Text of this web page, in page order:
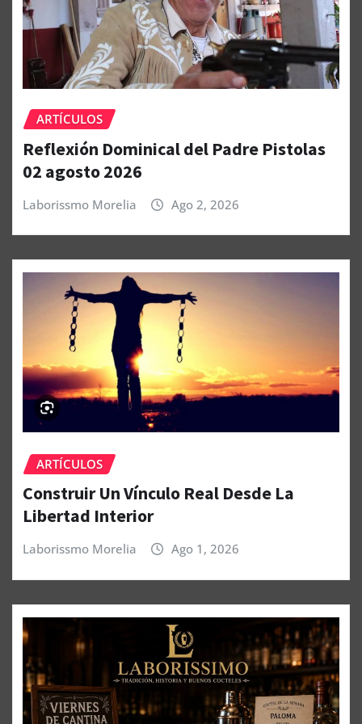
ARTÍCULOS
Reflexión Dominical del Padre Pistolas
02 agosto 2026
Laborissmo Morelia Ago 2, 2026
ARTÍCULOS
Construir Un Vínculo Real Desde La
Libertad Interior
Laborissmo Morelia Ago 1, 2026